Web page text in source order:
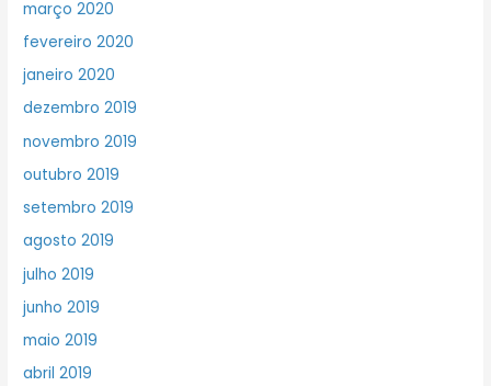
março 2020
fevereiro 2020
janeiro 2020
dezembro 2019
novembro 2019
outubro 2019
setembro 2019
agosto 2019
julho 2019
junho 2019
maio 2019
abril 2019